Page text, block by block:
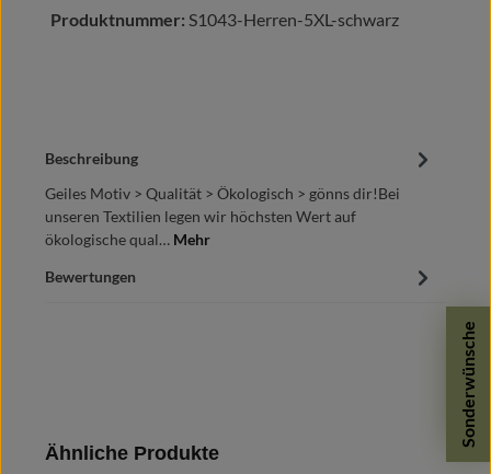
Produktnummer: S1043-Herren-5XL-schwarz
Sonderwünsche
Beschreibung
Geiles Motiv > Qualität > Ökologisch > gönns dir!Bei
unseren Textilien legen wir höchsten Wert auf
ökologische qual… Mehr
Bewertungen
Produktgalerie überspringen
Ähnliche Produkte